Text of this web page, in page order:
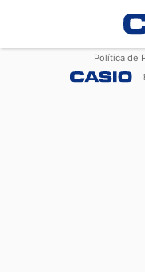
Política de